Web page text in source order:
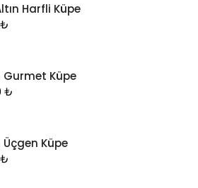
Harfli Küpe
₺
Gurmet Küpe
₺
Üçgen Küpe
₺